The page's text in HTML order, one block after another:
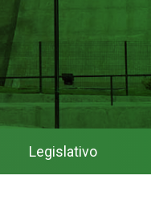
Legislativo